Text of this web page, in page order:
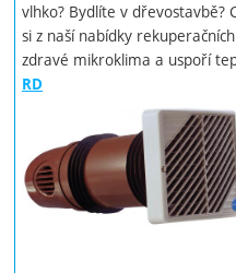
vlhko? Bydlíte v dřevostavbě?
si z naší nabídky
zdravé mikroklima a uspoří
RD